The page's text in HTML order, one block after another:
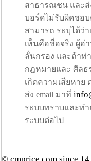
สาธารณชน และส่
บอร์ดไม่รับผิดชอ
สามารถ ระบุได้ว่
เห็นคือชื่อจริง ผู้อ่
ลั่นกรอง และถ้าท่
กฎหมายและ ศีลธ
เกิดความเสียหา
ส่ง email มาที่
ระบบทราบและท
ระบบต่อไป